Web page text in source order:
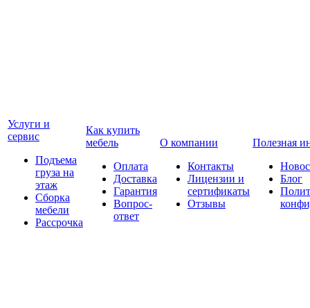
Услуги и
сервис
Подъема
груза на
этаж
Сборка
мебели
Рассрочка
Как купить
мебель
Оплата
Доставка
Гарантия
Вопрос-
ответ
О компании
Контакты
Лицензии и
сертификаты
Отзывы
Полезная
Блог